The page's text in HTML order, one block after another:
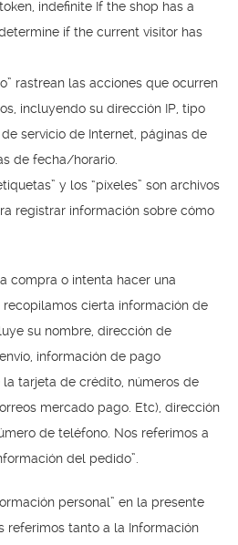
indefinite If the shop has a
if the current visitor has
rastrean las acciones que ocurren
incluyendo su dirección IP, tipo
servicio de Internet, páginas de
de fecha/horario.
y los “píxeles” son archivos
registrar información sobre cómo
compra o intenta hacer una
cierta información de
su nombre, dirección de
información de pago
tarjeta de crédito, números de
mercado pago. Etc), dirección
de teléfono. Nos referimos a
del pedido”.
personal” en la presente
referimos tanto a la Información